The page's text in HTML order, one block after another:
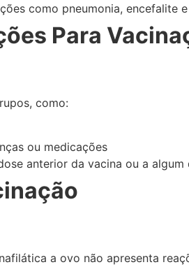
como pneumonia, encefalite
Para
como:
ou medicações
anterior da vacina ou a algum
a ovo não apresenta